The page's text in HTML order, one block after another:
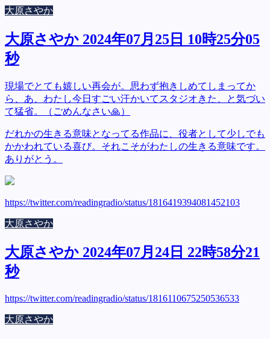
大原さやか
大原さやか 2024年07月25日 10時25分05
秒
現場でとても嬉しい再会が。思わず抱きしめてしまってか
ら、あ、わたし今日すごい汗かいてスタジオきた、と気づい
て猛省。（ごめんなさい🙏）
だれかの生きる意味となってる作品に、役者として少しでも
かかわれている喜び。それこそがわたしの生きる意味です。
ありがとう。
https://twitter.com/readingradio/status/1816419394081452103
大原さやか
大原さやか 2024年07月24日 22時58分21
秒
https://twitter.com/readingradio/status/1816110675250536533
大原さやか